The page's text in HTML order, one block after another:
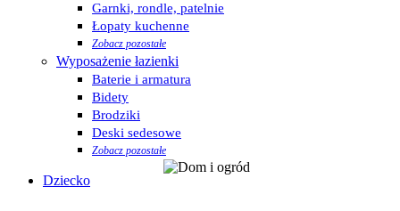
Garnki, rondle, patelnie
Łopaty kuchenne
Zobacz pozostałe
Wyposażenie łazienki
Baterie i armatura
Bidety
Brodziki
Deski sedesowe
Zobacz pozostałe
Dziecko